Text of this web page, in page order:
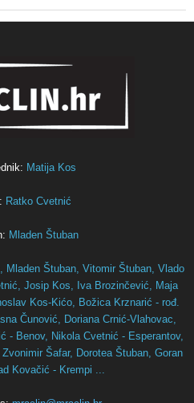
Matija Kos
Ratko Cvetnić
Mladen Štuban
Mladen Štuban, Vitomir Štuban, Vlado
Josip Kos, Iva Brozinčević, Maja
Kos-Kićo, Božica Krznarić - rođ.
Čunović, Doriana Crnić-Vlahovac,
- Benov, Nikola Cvetnić - Esperantov,
Zvonimir Šafar, Dorotea Štuban, Goran
Kovačić - Krempi ...